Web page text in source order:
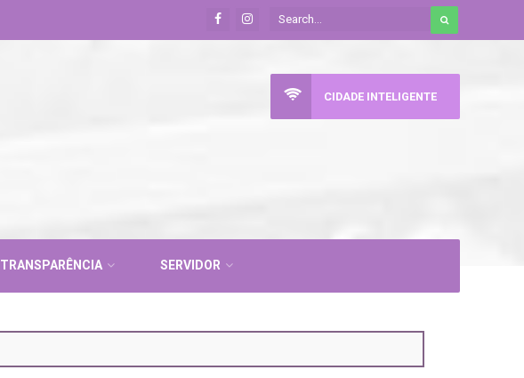
TRANSPARÊNCIA SERVIDOR
CIDADE INTELIGENTE